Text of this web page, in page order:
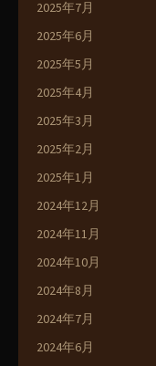
2025年7月
2025年6月
2025年5月
2025年4月
2025年3月
2025年2月
2025年1月
2024年12月
2024年11月
2024年10月
2024年8月
2024年7月
2024年6月